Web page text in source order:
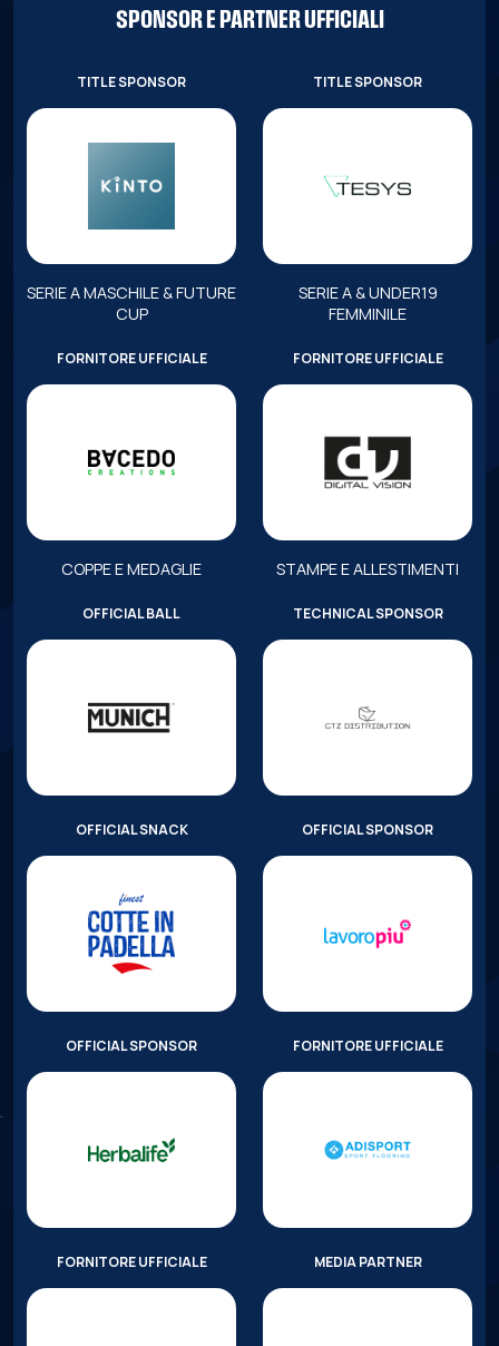
SPONSOR E PARTNER UFFICIALI
TITLE SPONSOR
SERIE A MASCHILE & FUTURE
CUP
TITLE SPONSOR
SERIE A & UNDER19
FEMMINILE
FORNITORE UFFICIALE
COPPE E MEDAGLIE
FORNITORE UFFICIALE
STAMPE E ALLESTIMENTI
OFFICIAL BALL TECHNICAL SPONSOR
OFFICIAL SNACK OFFICIAL SPONSOR
OFFICIAL SPONSOR FORNITORE UFFICIALE
FORNITORE UFFICIALE MEDIA PARTNER